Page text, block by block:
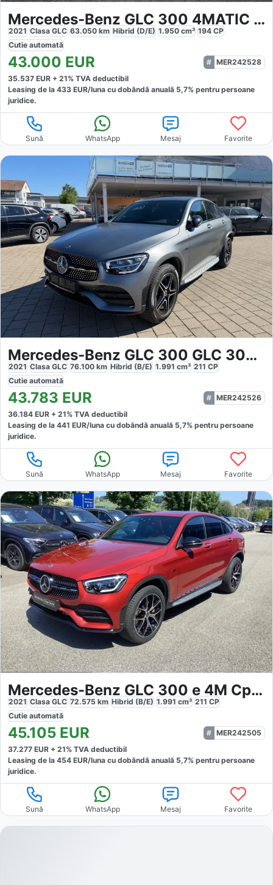
Mercedes-Benz GLC 300 4MATIC AMG
2021 Clasa GLC 63.050 km Hibrid (D/E) 1.950 cm³ 194 CP
Cutie automată
43.000 EUR
MER242528
35.537 EUR + 21% TVA deductibil
Leasing de la 433 EUR/luna cu dobăndă anuală 5,7% pentru persoane
juridice.
Sună WhatsApp Mesaj Favorite
Mercedes-Benz GLC 300 GLC 300e 4Matic
2021 Clasa GLC 76.100 km Hibrid (B/E) 1.991 cm³ 211 CP
Cutie automată
43.783 EUR
MER242526
36.184 EUR + 21% TVA deductibil
Leasing de la 441 EUR/luna cu dobăndă anuală 5,7% pentru persoane
juridice.
Sună WhatsApp Mesaj Favorite
Mercedes-Benz GLC 300 e 4M Cp AMG Night Fahrassist
2021 Clasa GLC 72.575 km Hibrid (B/E) 1.991 cm³ 211 CP
Cutie automată
45.105 EUR
MER242505
37.277 EUR + 21% TVA deductibil
Leasing de la 454 EUR/luna cu dobăndă anuală 5,7% pentru persoane
juridice.
Sună WhatsApp Mesaj Favorite